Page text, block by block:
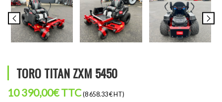
TORO TITAN ZXM 5450
10 390,00€TTC (8 658.33 € HT)